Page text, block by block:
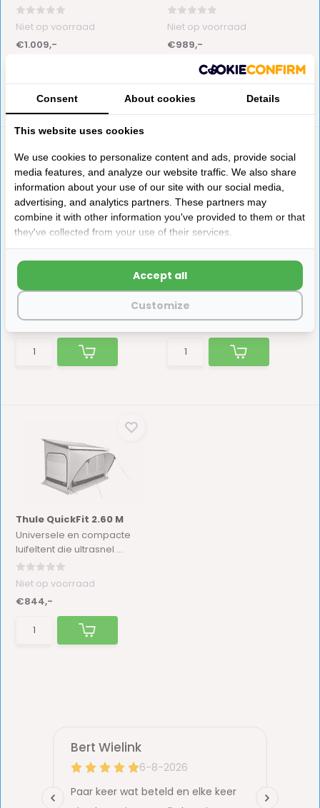
Niet op voorraad
€1.009,-
Niet op voorraad
€989,-
Thule QuickFit 3.10 L
luifeltent die ultrasnel ...
€979,-
luifeltent die ultrasnel ...
Niet op voorraad
€874,-
Thule QuickFit 2.60 M
Universele en compacte
luifeltent die ultrasnel ...
Niet op voorraad
€844,-
Consent About cookies Details
This website uses cookies
We use cookies to personalize content and ads, provide social
media features, and analyze our website traffic. We also share
information about your use of our site with our social media,
advertising, and analytics partners. These partners may
combine it with other information you've provided to them or that
they've collected from your use of their services.
Customize
Accept all